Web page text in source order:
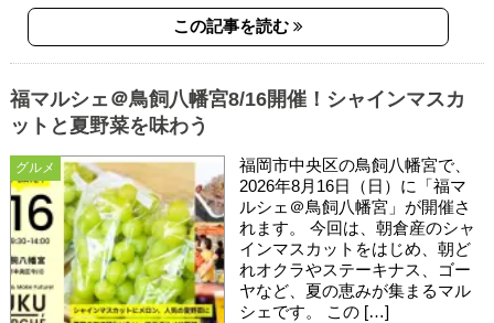
この記事を読む
グルメ
福マルシェ＠鳥飼八幡宮8/16開催！シャインマスカ
ットと夏野菜を味わう
福岡市中央区の鳥飼八幡宮で、
2026年8月16日（日）に「福マ
ルシェ＠鳥飼八幡宮」が開催さ
れます。 今回は、朝倉産のシャ
インマスカットをはじめ、朝ど
れオクラやステーキナス、ゴー
ヤなど、夏の恵みが集まるマル
シェです。 この […]